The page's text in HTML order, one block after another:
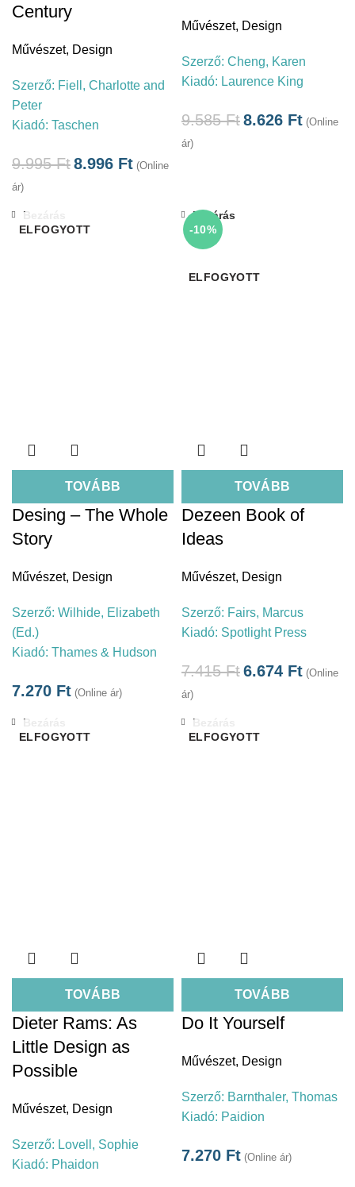
Century
Művészet, Design
Szerző: Fiell, Charlotte and
Peter
Kiadó: Taschen
9.995Ft8.996 Ft (Online
ár)
Művészet, Design
Szerző: Cheng, Karen
Kiadó: Laurence King
9.585Ft8.626 Ft (Online
ár)
ELFOGYOTT
TOVÁBB
Bezárás
Desing – The Whole
Story
Művészet, Design
Szerző: Wilhide, Elizabeth
(Ed.)
Kiadó: Thames & Hudson
7.270 Ft (Online ár)
-10%
ELFOGYOTT
TOVÁBB
Bezárás
Dezeen Book of
Ideas
Művészet, Design
Szerző: Fairs, Marcus
Kiadó: Spotlight Press
7.415Ft6.674 Ft (Online
ár)
ELFOGYOTT
TOVÁBB
Bezárás
Dieter Rams: As
Little Design as
Possible
Művészet, Design
Szerző: Lovell, Sophie
Kiadó: Phaidon
ELFOGYOTT
TOVÁBB
Bezárás
Do It Yourself
Művészet, Design
Szerző: Barnthaler, Thomas
Kiadó: Paidion
7.270 Ft (Online ár)